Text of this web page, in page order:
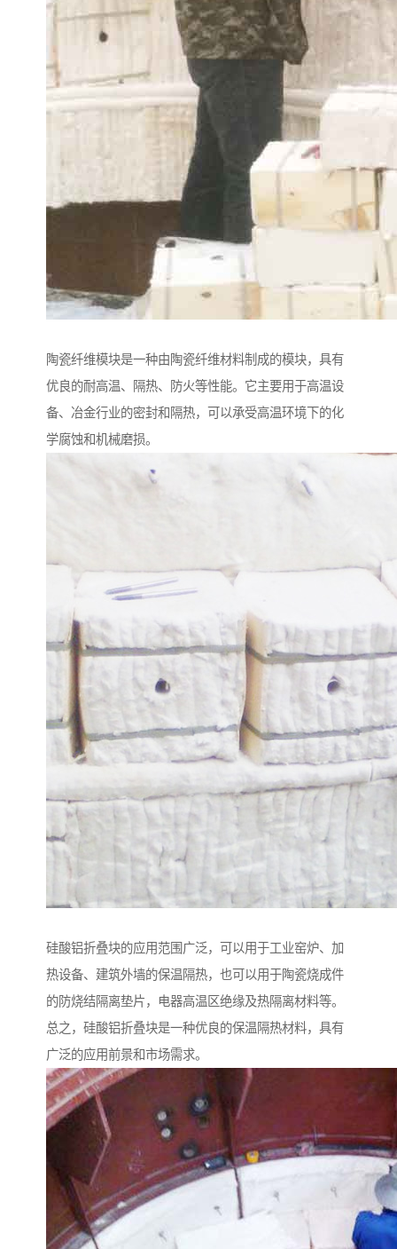
陶瓷纤维模块是一种由陶瓷纤维材料制成的模块，具有
优良的耐高温、隔热、防火等性能。它主要用于高温设
备、冶金行业的密封和隔热，可以承受高温环境下的化
学腐蚀和机械磨损。
硅酸铝折叠块的应用范围广泛，可以用于工业窑炉、加
热设备、建筑外墙的保温隔热，也可以用于陶瓷烧成件
的防烧结隔离垫片，电器高温区绝缘及热隔离材料等。
总之，硅酸铝折叠块是一种优良的保温隔热材料，具有
广泛的应用前景和市场需求。